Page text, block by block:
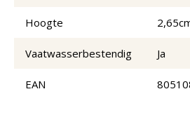
Hoogte
Vaatwasserbestendig Ja
EAN